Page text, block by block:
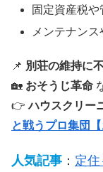
固定資産税や
メンテナン
📌 別荘の維持に
🏡 おそうじ革命
👉ハウスクリー
と戦うプロ集団【
人気記事 ： 定